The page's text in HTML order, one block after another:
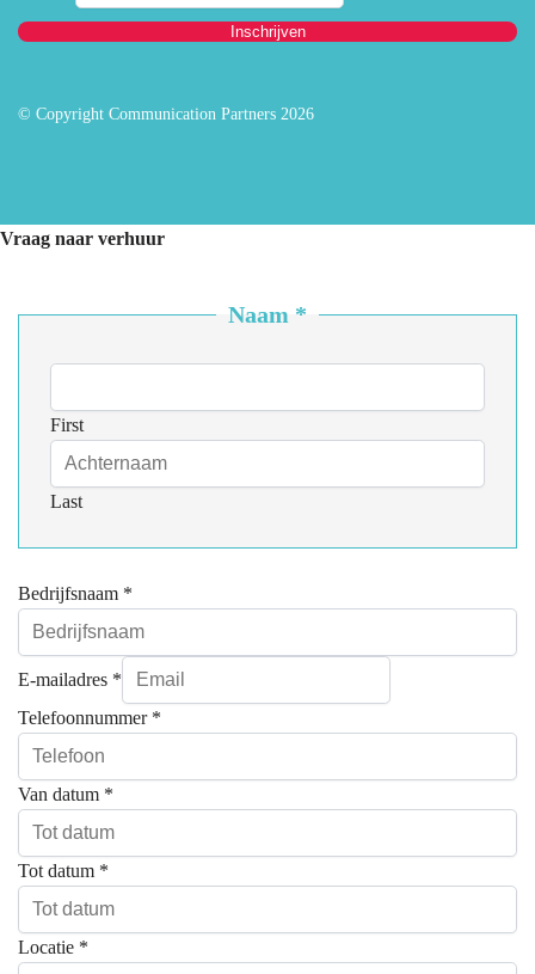
Inschrijven
© Copyright Communication Partners 2026
Vraag naar verhuur
Naam *
First
Last
Bedrijfsnaam *
E-mailadres *
Telefoonnummer *
Van datum *
Tot datum *
Locatie *